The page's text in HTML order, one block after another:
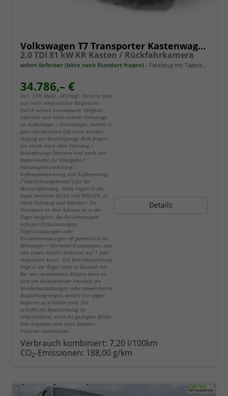
Volkswagen T7 Transporter Kastenwagen
2.0 TDI 81 kW KR Kasten / Rückfahrkamera
sofort lieferbar (bitte nach Standort fragen) Fahrzeug mit Tageszulassung
34.786,– €
incl. 19% MwSt.. Wichtig!: Termine bitte
nur nach telefonischer Absprache.
Durch unsere bundesweite Tätigkeit,
befinden sich viele unserer Fahrzeuge
im Außenlager / Zentrallager, verteilt in
ganz Deutschland (oft ohne Kunden-
Zugang zur Besichtigung). Bitte fragen
Sie vorab nach dem Fahrzeug /
Auslieferungs-Standort und nach den
Nebenkosten für Übergabe /
Fahrzeugbereitstellung /
Auftragsabwicklung und Aufbereitung
("Überführungskosten") für Ihr
Wunschfahrzeug. Diese liegen in der
Regel zwischen 60,00 und 890,00€, je
nach Fahrzeug und Standort. Ein
Transport an Ihre Adresse ist in der
Regel möglich. Bei EU-Fahrzeugen
erfolgen Erstzulassungen,
Tageszulassungen oder
Kurzzeitzulassungen oft gewerblich als
Mietwagen / Werkstatt Ersatzwagen, was
den ersten HU/AU Zeitraum auf 1 Jahr
reduzieren kann. Die Betriebsanleitung
liegt in der Regel nicht in Deutsch bei.
Bei den verwendeten Bildern kann es
sich um Beispielbilder handeln die
Sonderausstattungen oder abweichende
Ausstattung zeigen, welche nur gegen
Aufpreis zu erhalten sind. Die
schriftliche Beschreibung ist
entscheidend, nicht die gezeigten Bilder.
Alle Angaben sind ohne Gewähr.
Irrtümer vorbehalten.
Details
Verbrauch kombiniert: 7,20 l/100km
CO2-Emissionen: 188,00 g/km